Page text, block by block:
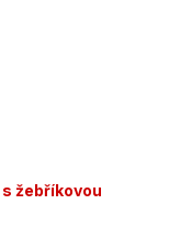
žebříkovou